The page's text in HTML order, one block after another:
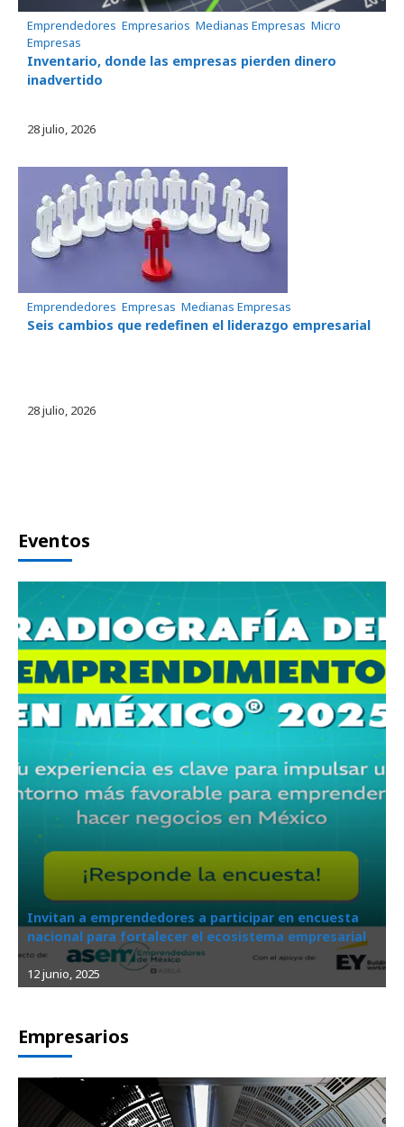
Emprendedores Empresarios Medianas Empresas Micro
Empresas
Inventario, donde las empresas pierden dinero
inadvertido
28 julio, 2026
Emprendedores Empresas Medianas Empresas
Seis cambios que redefinen el liderazgo empresarial
28 julio, 2026
Eventos
Invitan a emprendedores a participar en encuesta
nacional para fortalecer el ecosistema empresarial
12 junio, 2025
Empresarios